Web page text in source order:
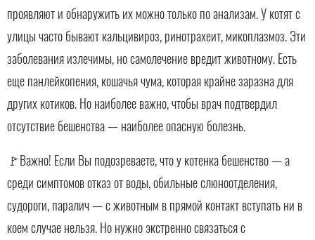
проявляют и обнаружить их можно только по анализам. У котят с
улицы часто бывают кальцивироз, ринотрахеит, микоплазмоз. Эти
заболевания излечимы, но самолечение вредит животному. Есть
еще панлейкопения, кошачья чума, которая крайне заразна для
других котиков. Но наиболее важно, чтобы врач подтвердил
отсутствие бешенства — наиболее опасную болезнь.
🚩Важно! Если Вы подозреваете, что у котенка бешенство — а
среди симптомов отказ от воды, обильные слюноотделения,
судороги, паралич — с животным в прямой контакт вступать ни в
коем случае нельзя. Но нужно экстренно связаться с